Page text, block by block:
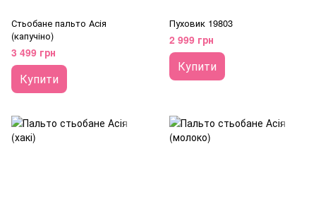
Стьобане пальто Асія
(капучіно)
3 499 грн
Купити
Пуховик 19803
2 999 грн
Купити